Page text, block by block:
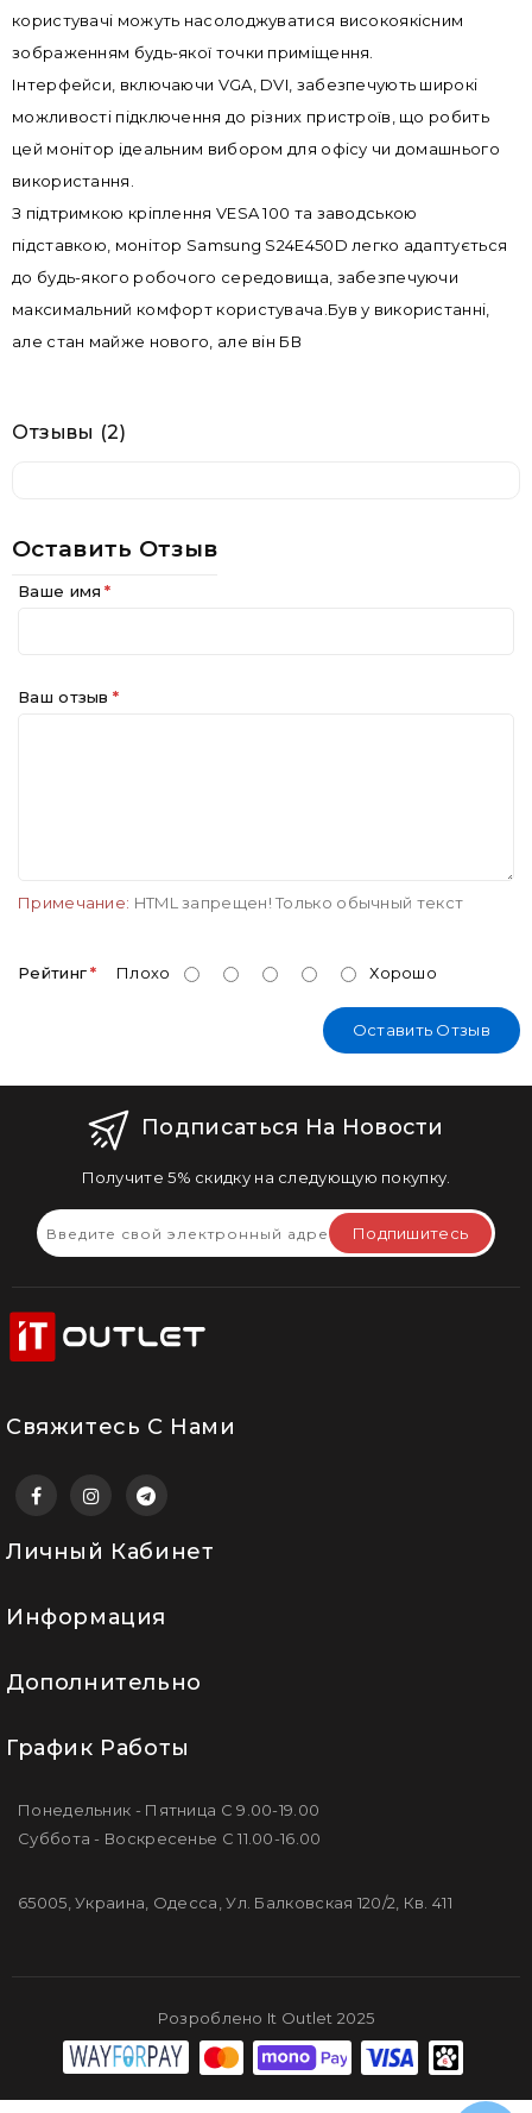
користувачі можуть насолоджуватися високоякісним
зображенням будь-якої точки приміщення.
Інтерфейси, включаючи VGA, DVI, забезпечують широкі
можливості підключення до різних пристроїв, що робить
цей монітор ідеальним вибором для офісу чи домашнього
використання.
З підтримкою кріплення VESA 100 та заводською
підставкою, монітор Samsung S24E450D легко адаптується
до будь-якого робочого середовища, забезпечуючи
максимальний комфорт користувача.Був у використанні,
але стан майже нового, але він БВ
Отзывы (2)
Оставить Отзыв
Ваше имя
Ваш отзыв
Примечание: HTML запрещен! Только обычный текст
Рейтинг Плохо Хорошо
Оставить Отзыв
Подписаться На Новости
Получите 5% скидку на следующую покупку.
Подпишитесь
Свяжитесь С Нами
Личный Кабинет
Информация
Дополнительно
График Работы
Понедельник - Пятница С 9.00-19.00
Суббота - Воскресенье С 11.00-16.00
65005, Украина, Одесса, Ул. Балковская 120/2, Кв. 411
Розроблено It Outlet 2025